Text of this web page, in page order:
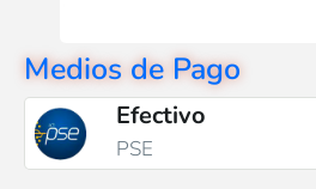
Medios de Pago
Efectivo
PSE